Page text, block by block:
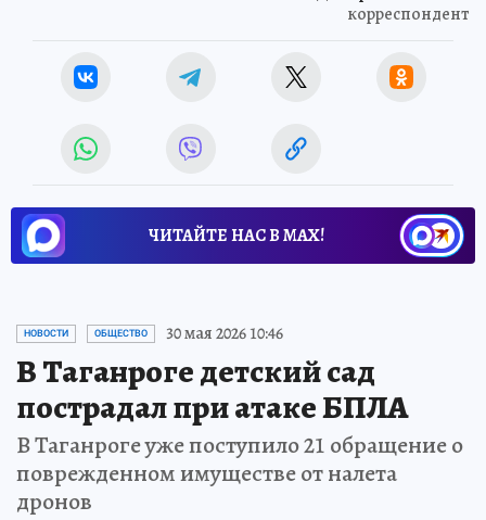
корреспондент
ЧИТАЙТЕ НАС В МАХ!
НОВОСТИ ОБЩЕСТВО 30 мая 2026 10:46
В Таганроге детский сад
пострадал при атаке БПЛА
В Таганроге уже поступило 21 обращение о
поврежденном имуществе от налета
дронов